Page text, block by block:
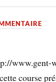
www.gent-
course